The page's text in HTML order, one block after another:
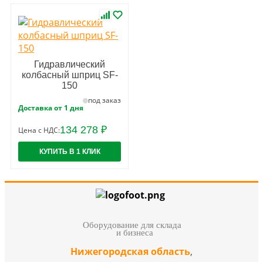
Гидравлический
колбасный шприц SF-
150
под заказ
Доставка от 1 дня
Цена с НДС:134 278 ₽
КУПИТЬ В 1 КЛИК
Оборудование для склада
и бизнеса
Нижегородская область,